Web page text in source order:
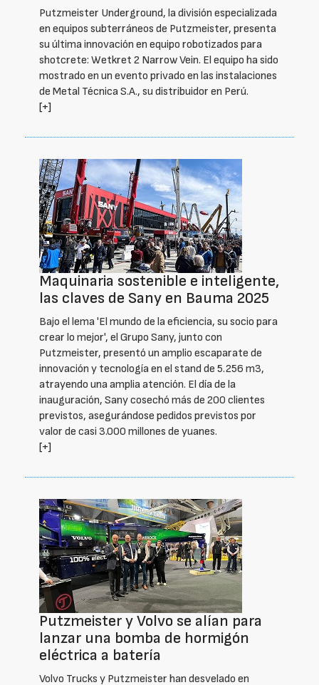
Putzmeister Underground, la división especializada
en equipos subterráneos de Putzmeister, presenta
su última innovación en equipo robotizados para
shotcrete: Wetkret 2 Narrow Vein. El equipo ha sido
mostrado en un evento privado en las instalaciones
de Metal Técnica S.A., su distribuidor en Perú.
[+]
Maquinaria sostenible e inteligente,
las claves de Sany en Bauma 2025
Bajo el lema 'El mundo de la eficiencia, su socio para
crear lo mejor', el Grupo Sany, junto con
Putzmeister, presentó un amplio escaparate de
innovación y tecnología en el stand de 5.256 m3,
atrayendo una amplia atención. El día de la
inauguración, Sany cosechó más de 200 clientes
previstos, asegurándose pedidos previstos por
valor de casi 3.000 millones de yuanes.
[+]
Putzmeister y Volvo se alían para
lanzar una bomba de hormigón
eléctrica a batería
Volvo Trucks y Putzmeister han desvelado en